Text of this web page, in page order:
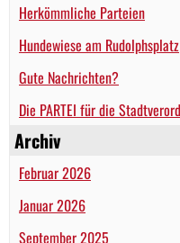
Herkömmliche Parteien
Hundewiese am Rudolphsplatz
Gute Nachrichten?
Die PARTEI für die
Archiv
Februar 2026
Januar 2026
September 2025